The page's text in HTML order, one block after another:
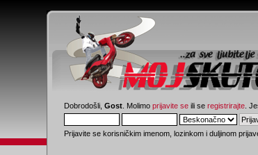
Dobrodošli,Gost . Molimoprijavite se ili seregistrirajte .
Prijavite se korisničkim imenom, lozinkom i duljinom